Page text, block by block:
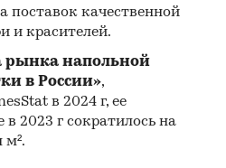
поставок качественной
и красителей.
рынка напольной
в России»,
в 2024 г, ее
в 2023 г сократилось на
м².